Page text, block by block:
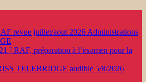
revue juillet/aout 2026 Administrations
] RAF, préparation à l’examen pour la
TELEBRIDGE audible 5/8/2026